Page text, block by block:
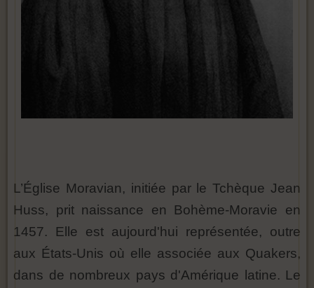
L’Église Moravian, initiée par le Tchèque Jean
Huss, prit naissance en Bohème-Moravie en
1457. Elle est aujourd'hui représentée, outre
aux États-Unis où elle associée aux Quakers,
dans de nombreux pays d'Amérique latine. Le